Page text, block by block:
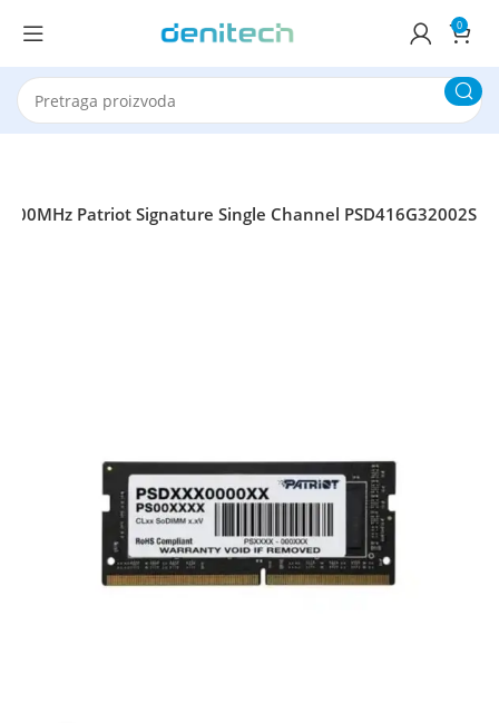
0
Patriot Signature Single Channel PSD416G32002S